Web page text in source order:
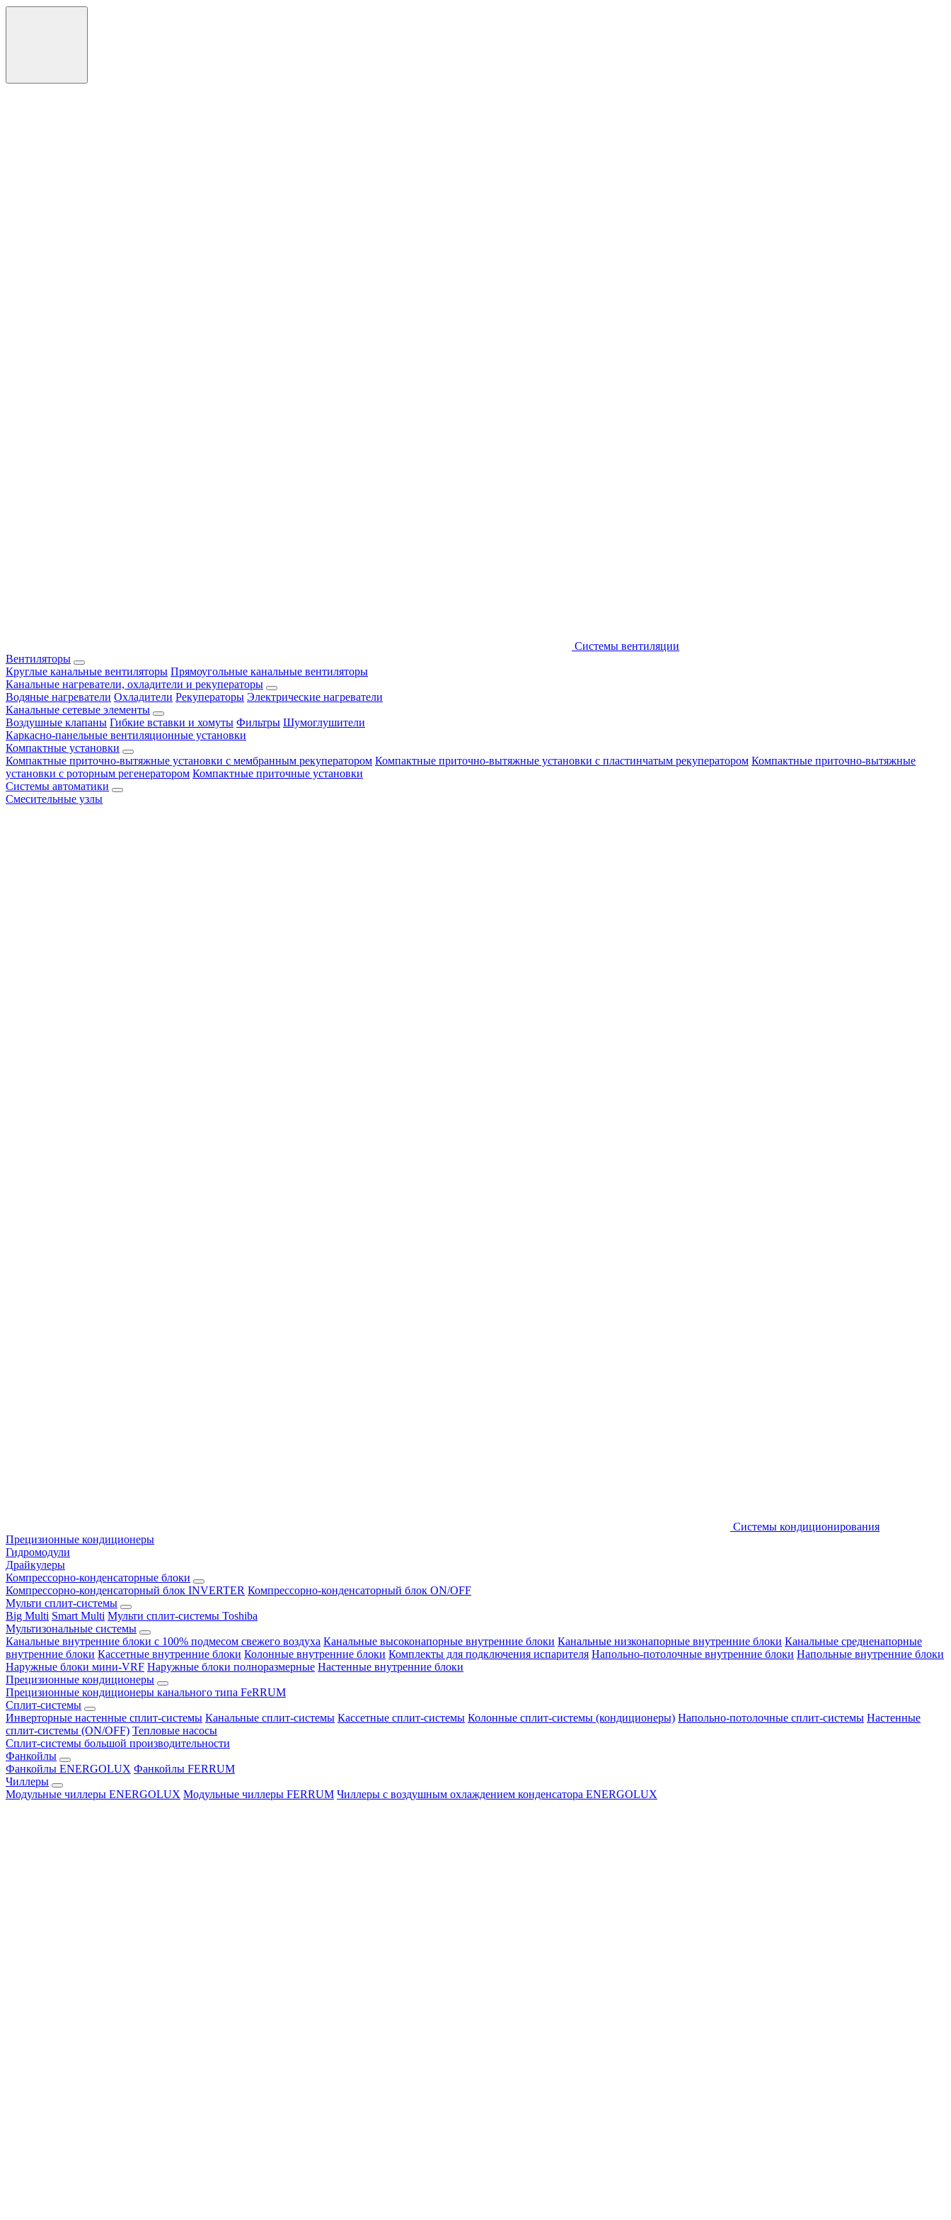
Системы вентиляции
Вентиляторы
Круглые канальные вентиляторы Прямоугольные канальные вентиляторы
Канальные нагреватели, охладители и рекуператоры
Водяные нагреватели Охладители Рекуператоры Электрические нагреватели
Канальные сетевые элементы
Воздушные клапаны Гибкие вставки и хомуты Фильтры Шумоглушители
Каркасно-панельные вентиляционные установки
Компактные установки
Компактные приточно-вытяжные установки с мембранным рекуператором Компактные приточно-вытяжные установки с пластинчатым рекуператором Компактные приточно-вытяжные
установки с роторным регенератором Компактные приточные установки
Системы автоматики
Смесительные узлы
Системы кондиционирования
Прецизионные кондиционеры
Гидромодули
Драйкулеры
Компрессорно-конденсаторные блоки
Компрессорно-конденсаторный блок INVERTER Компрессорно-конденсаторный блок ON/OFF
Мульти сплит-системы
Big Multi Smart Multi Мульти сплит-системы Toshiba
Мультизональные системы
Канальные внутренние блоки с 100% подмесом свежего воздуха Канальные высоконапорные внутренние блоки Канальные низконапорные внутренние блоки Канальные средненапорные
внутренние блоки Кассетные внутренние блоки Колонные внутренние блоки Комплекты для подключения испарителя Напольно-потолочные внутренние блоки Напольные внутренние блоки
Наружные блоки мини-VRF Наружные блоки полноразмерные Настенные внутренние блоки
Прецизионные кондиционеры
Прецизионные кондиционеры канального типа FeRRUM
Сплит-системы
Инверторные настенные сплит-системы Канальные сплит-системы Кассетные сплит-системы Колонные сплит-системы (кондиционеры) Напольно-потолочные сплит-системы Настенные
сплит-системы (ON/OFF) Тепловые насосы
Сплит-системы большой производительности
Фанкойлы
Фанкойлы ENERGOLUX Фанкойлы FERRUM
Чиллеры
Модульные чиллеры ENERGOLUX Модульные чиллеры FERRUM Чиллеры с воздушным охлаждением конденсатора ENERGOLUX